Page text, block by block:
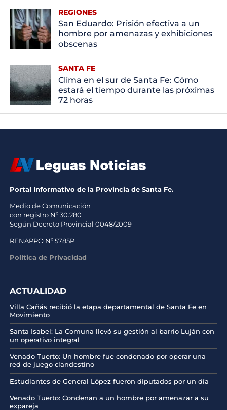
REGIONES
San Eduardo: Prisión efectiva a un
hombre por amenazas y exhibiciones
obscenas
SANTA FE
Clima en el sur de Santa Fe: Cómo
estará el tiempo durante las próximas
72 horas
Portal Informativo de la Provincia de Santa Fe.
Medio de Comunicación
con registro Nº 30.280
Según Decreto Provincial 0048/2009
RENAPPO Nº 5785P
Política de Privacidad
ACTUALIDAD
Villa Cañás recibió la etapa departamental de Santa Fe en
Movimiento
Santa Isabel: La Comuna llevó su gestión al barrio Luján con
un operativo integral
Venado Tuerto: Un hombre fue condenado por operar una
red de juego clandestino
Estudiantes de General López fueron diputados por un día
Venado Tuerto: Condenan a un hombre por amenazar a su
expareja